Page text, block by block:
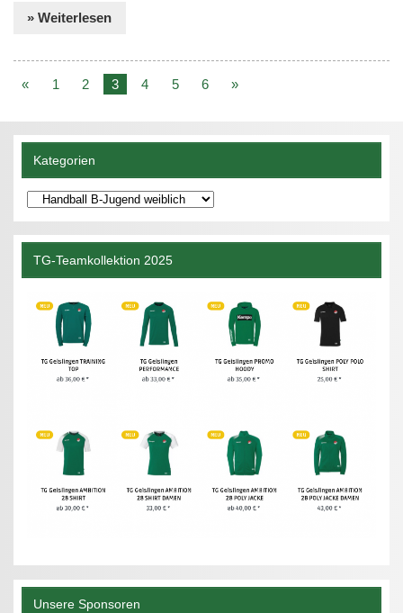
» Weiterlesen
« 1 2 3 4 5 6 »
Kategorien
Kategorien
TG-Teamkollektion 2025
Unsere Sponsoren